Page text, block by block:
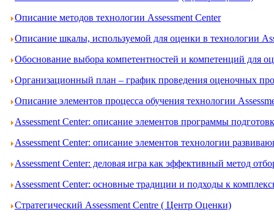
Описание методов технологии Assessment Center
Описание шкалы, используемой для оценки в технологии
Обоснование выбора компетентностей и компетенций для
Организационный план – график проведения оценочных
Описание элементов процесса обучения технологии
Assessment Center: описание элементов программы
Assessment Center: описание элементов технологии
Assessment Center: деловая игра как эффективный метод
Assessment Center: основные традиции и подходы к
Стратегический Assessment Centre ( Центр Оценки)